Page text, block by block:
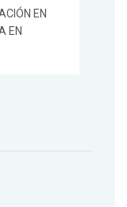
EN
EN